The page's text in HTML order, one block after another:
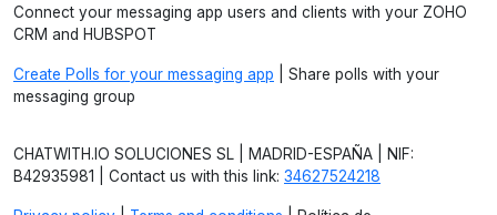
Connect your messaging app users and clients with your ZOHO
CRM and HUBSPOT
Create Polls for your messaging app | Share polls with your
messaging group
CHATWITH.IO SOLUCIONES SL | MADRID-ESPAÑA | NIF:
B42935981 | Contact us with this link: 34627524218